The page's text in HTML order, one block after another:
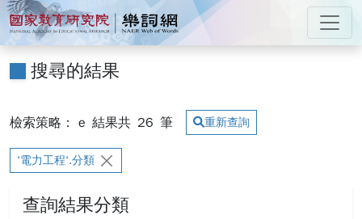
跳到主要內容
:::
國家教育研究院 樂詞網
搜尋的結果
檢索策略： e 結果共 26 筆 重新查詢
'電力工程'.分類
查詢結果分類